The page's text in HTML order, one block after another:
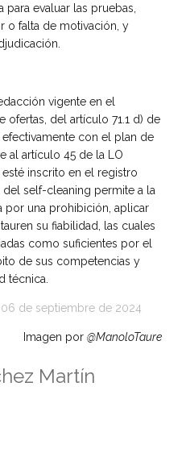
evaluar las pruebas,
o falta de motivación, y
vigente en el
del artículo 71.1 d) de
efectivamente con el plan de
al artículo 45 de la LO
inscrito en el registro
self-cleaning permite a la
por una prohibición, aplicar
su fiabilidad, las cuales
como suficientes por el
de sus competencias y
técnica.
de septiembre de 2024
Imagen por @ManoloTaure
Martín